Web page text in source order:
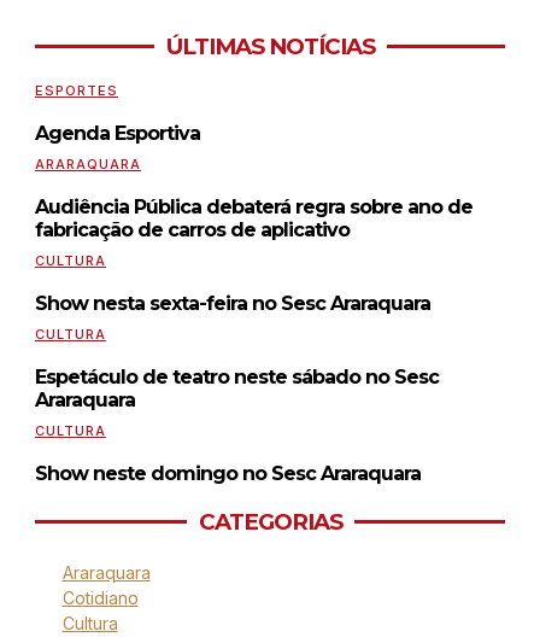
ÚLTIMAS NOTÍCIAS
ESPORTES
Agenda Esportiva
ARARAQUARA
Audiência Pública debaterá regra sobre ano de
fabricação de carros de aplicativo
CULTURA
Show nesta sexta-feira no Sesc Araraquara
CULTURA
Espetáculo de teatro neste sábado no Sesc
Araraquara
CULTURA
Show neste domingo no Sesc Araraquara
CATEGORIAS
Araraquara
Cotidiano
Cultura